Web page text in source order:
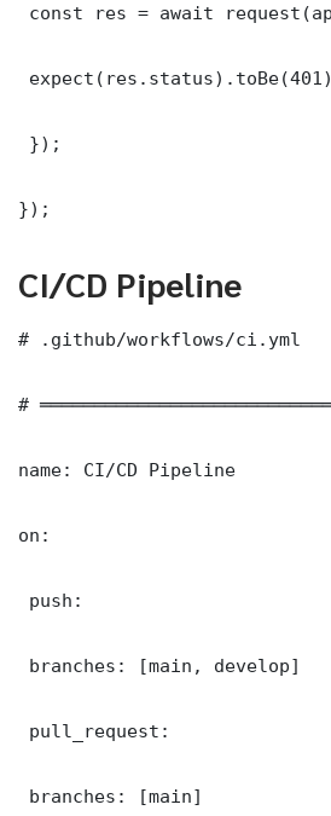
const res = await
});
});
CI/CD Pipeline
# .github/workflows/ci.yml
#
name: CI/CD Pipeline
on:
push:
branches: [main, develop]
pull_request:
branches: [main]